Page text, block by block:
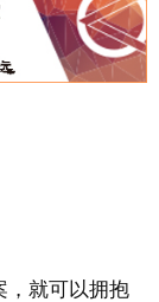
，就可以拥抱